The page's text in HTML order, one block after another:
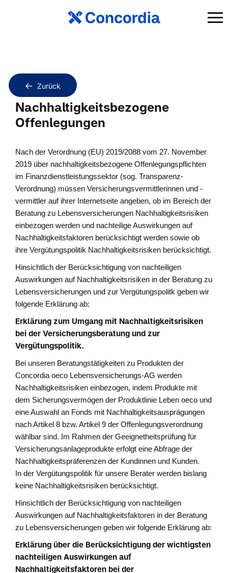
Zurück
Nachhaltigkeitsbezogene
Offenlegungen
Nach der Verordnung (EU) 2019/2088 vom 27. November
2019 über nachhaltigkeitsbezogene Offenlegungspflichten
im Finanzdienstleistungssektor (sog. Transparenz-
Verordnung) müssen Versicherungsvermittlerinnen und -
vermittler auf ihrer Internetseite angeben, ob im Bereich der
Beratung zu Lebensversicherungen Nachhaltigkeitsrisiken
einbezogen werden und nachteilige Auswirkungen auf
Nachhaltigkeitsfaktoren berücksichtigt werden sowie ob
ihre Vergütungspolitik Nachhaltigkeitsrisiken berücksichtigt.
Hinsichtlich der Berücksichtigung von nachteiligen
Auswirkungen auf Nachhaltigkeitsrisiken in der Beratung zu
Lebensversicherungen und zur Vergütungspolitk geben wir
folgende Erklärung ab:
Erklärung zum Umgang mit Nachhaltigkeitsrisiken
bei der Versicherungsberatung und zur
Vergütungspolitik.
Bei unseren Beratungstätigkeiten zu Produkten der
Concordia oeco Lebensversicherungs-AG werden
Nachhaltigkeitsrisiken einbezogen, indem Produkte mit
dem Sicherungsvermögen der Produktlinie Leben oeco und
eine Auswahl an Fonds mit Nachhaltigkeitsausprägungen
nach Artikel 8 bzw. Artikel 9 der Offenlegungsverordnung
wählbar sind. Im Rahmen der Geeignetheitsprüfung für
Versicherungsanlageprodukte erfolgt eine Abfrage der
Nachhaltigkeitspräferenzen der Kundinnen und Kunden.
In der Vergütungspolitik für unsere Berater werden bislang
keine Nachhaltigkeitsrisiken berücksichtigt.
Hinsichtlich der Berücksichtigung von nachteiligen
Auswirkungen auf Nachhaltigkeitsfaktoren in der Beratung
zu Lebensversicherungen geben wir folgende Erklärung ab:
Erklärung über die Berücksichtigung der wichtigsten
nachteiligen Auswirkungen auf
Nachhaltigkeitsfaktoren bei der